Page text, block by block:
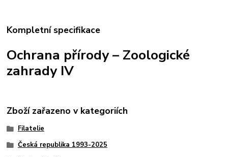
Kompletní specifikace
Ochrana přírody – Zoologické
zahrady IV
Zboží zařazeno v kategoriích
Filatelie
Česká republika 1993-2025